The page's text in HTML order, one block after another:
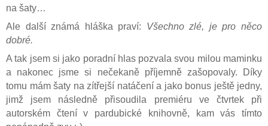
na šaty…
Ale další známá hláška praví: Všechno zlé, je pro něco
dobré.
A tak jsem si jako poradní hlas pozvala svou milou maminku
a nakonec jsme si nečekaně příjemně zašopovaly. Díky
tomu mám šaty na zítřejší natáčení a jako bonus ještě jedny,
jimž jsem následně přisoudila premiéru ve čtvrtek při
autorském čtení v pardubické knihovně, kam vás tímto